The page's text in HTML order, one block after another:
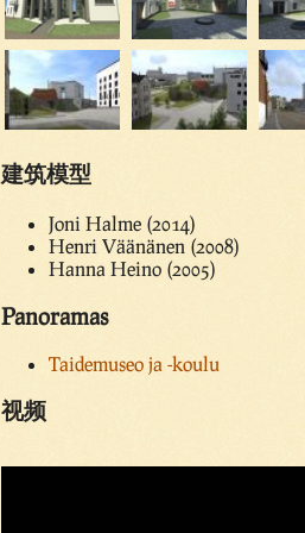
建筑模型
Joni Halme (2014)
Henri Väänänen (2008)
Hanna Heino (2005)
Panoramas
Taidemuseo ja -koulu
视频